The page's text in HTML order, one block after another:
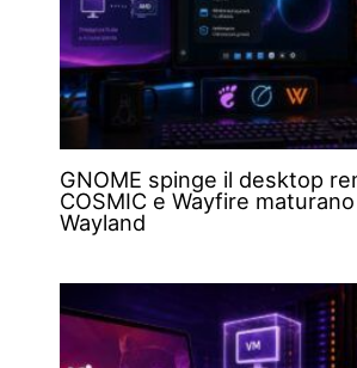
GNOME spinge il desktop
COSMIC e Wayfire
Wayland